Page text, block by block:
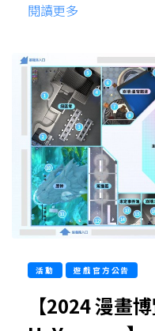
閱讀更多
活動 遊戲官方公告
【2024 漫畫